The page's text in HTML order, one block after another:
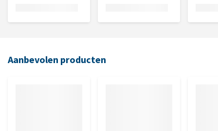
Aanbevolen producten